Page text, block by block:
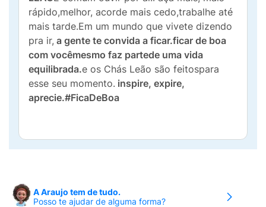
rápido,melhor, acorde mais cedo,trabalhe até
mais tarde.Em um mundo que vivete dizendo
pra ir, a gente te convida a ficar.ficar de boa
com vocêmesmo faz partede uma vida
equilibrada.e os Chás Leão são feitospara
esse seu momento. inspire, expire,
aprecie.#FicaDeBoa
A Araujo tem de tudo.
Posso te ajudar de alguma forma?